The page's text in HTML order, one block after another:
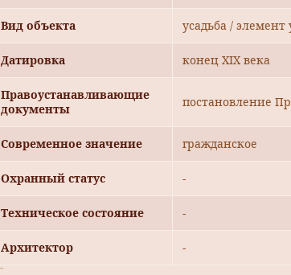
Вид объекта усадьба / элемент
Датировка конец XIX века
Правоустанавливающие
документы
постановление
Современное значение гражданское
Охранный статус -
Техническое состояние -
Архитектор -